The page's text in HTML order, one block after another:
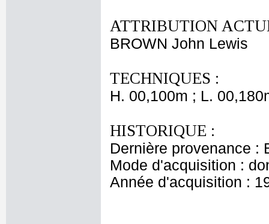
ATTRIBUTION
BROWN John Lewis
TECHNIQUES :
H. 00,100m ; L.
HISTORIQUE :
Dernière provenance :
Mode d'acquisition :
Année d'acquisition :